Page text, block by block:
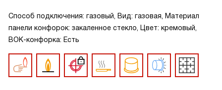
Способ подключения: газовый, Вид: газовая, Материал
панели конфорок: закаленное стекло, Цвет: кремовый,
ВОК-конфорка: Есть